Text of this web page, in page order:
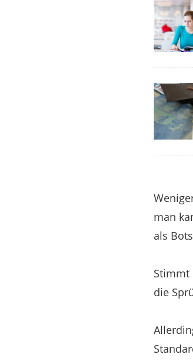
man
als
Stimmt
die